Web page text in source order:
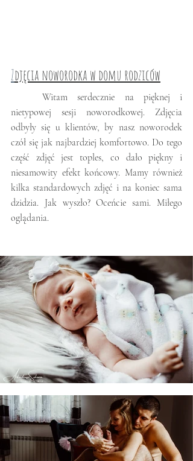
Zdjęcia noworodka w domu rodziców
	Witam serdecznie na pięknej i
nietypowej sesji noworodkowej. Zdjęcia
odbyły się u klientów, by nasz noworodek
czół się jak najbardziej komfortowo. Do tego
część zdjęć jest toples, co dało piękny i
niesamowity efekt końcowy. Mamy również
kilka standardowych zdjęć i na koniec sama
dzidzia. Jak wyszło? Oceńcie sami. Miłego
oglądania.